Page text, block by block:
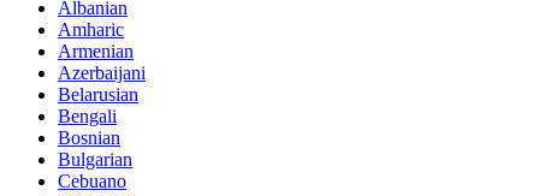
Albanian
Amharic
Armenian
Azerbaijani
Belarusian
Bengali
Bosnian
Bulgarian
Cebuano